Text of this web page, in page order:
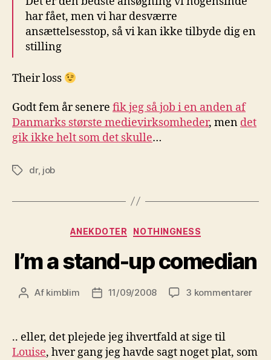
har fået, men vi har desværre
ansættelsesstop, så vi kan ikke tilbyde dig en
stilling
Their loss
Godt fem år senere fik jeg så job i en anden af
Danmarks største medievirksomheder, men det
gik ikke helt som det skulle…
Tagsdr, job
Kategorier
ANEKDOTER NOTHINGNESS
I’m a stand-up comedian
Indlægsforfatter
Af kimblim Indlægsdato
11/09/2008 3 kommentarertil
.. eller, det plejede jeg ihvertfald at sige til
Louise, hver gang jeg havde sagt noget plat, som